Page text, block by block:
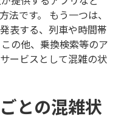
法です。 もう一つは、
表する、列車や時間帯
の他、乗換検索等のア
ービスとして混雑の状
との混雑状